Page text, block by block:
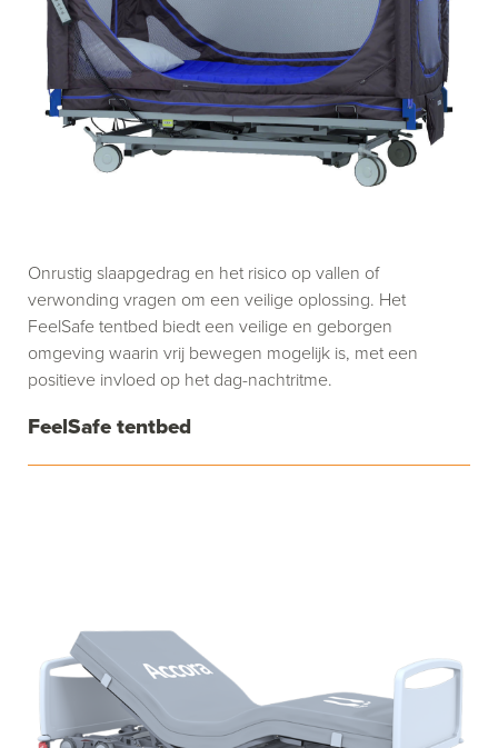
FeelSafe tentbed
Onrustig slaapgedrag en het risico op vallen of
verwonding vragen om een veilige oplossing. Het
FeelSafe tentbed biedt een veilige en geborgen
omgeving waarin vrij bewegen mogelijk is, met een
positieve invloed op het dag-nachtritme.